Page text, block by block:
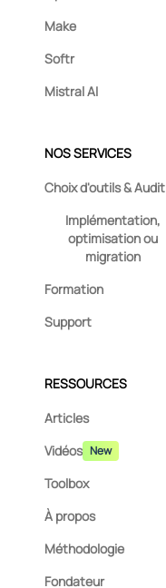
Make
Softr
Mistral AI
NOS SERVICES
Choix d'outils & Audit
Implémentation,
optimisation ou
migration
Formation
Support
RESSOURCES
Articles
Vidéos New
Toolbox
À propos
Méthodologie
Fondateur